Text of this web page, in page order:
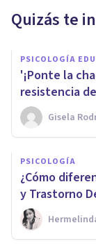
Quizás te
PSICOLOGÍA
'¡Ponte la
resistencia
Gisela
PSICOLOGÍA
¿Cómo
y Trastorno